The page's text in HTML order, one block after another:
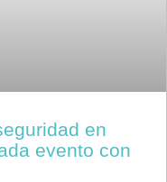
en
evento con